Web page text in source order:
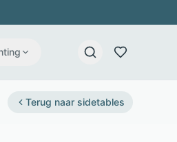
Terug naar sidetables